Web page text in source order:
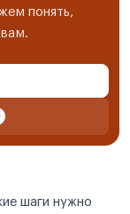
понять,
шаги нужно